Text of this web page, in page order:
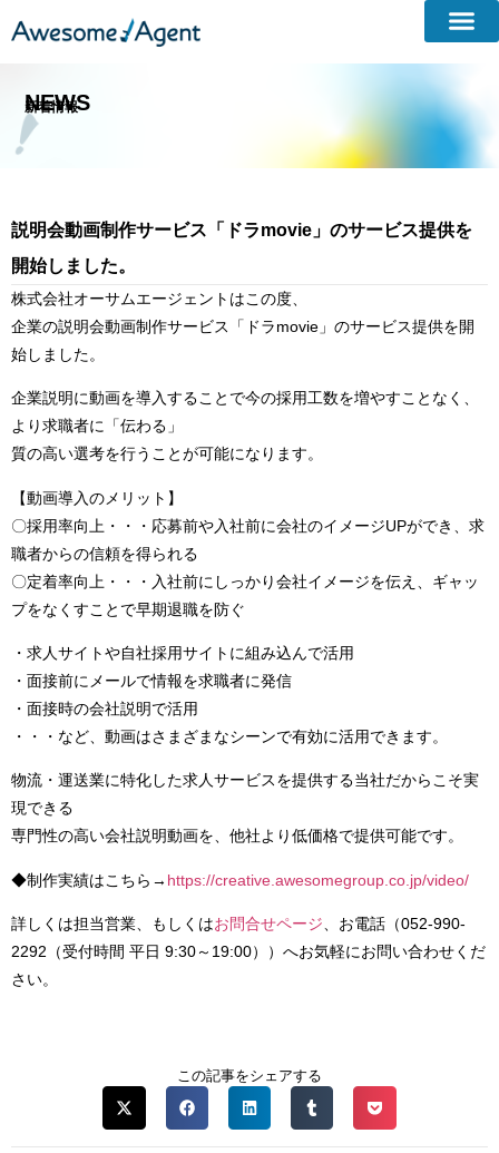
NEWS
新着情報​
説明会動画制作サービス「ドラmovie」のサービス提供を
開始しました。
株式会社オーサムエージェントはこの度、
企業の説明会動画制作サービス「ドラmovie」のサービス提供を開
始しました。
企業説明に動画を導入することで今の採用工数を増やすことなく、
より求職者に「伝わる」
質の高い選考を行うことが可能になります。
【動画導入のメリット】
〇採用率向上・・・応募前や入社前に会社のイメージUPができ、求
職者からの信頼を得られる
〇定着率向上・・・入社前にしっかり会社イメージを伝え、ギャッ
プをなくすことで早期退職を防ぐ
・求人サイトや自社採用サイトに組み込んで活用
・面接前にメールで情報を求職者に発信
・面接時の会社説明で活用
・・・など、動画はさまざまなシーンで有効に活用できます。
物流・運送業に特化した求人サービスを提供する当社だからこそ実
現できる
専門性の高い会社説明動画を、他社より低価格で提供可能です。
◆制作実績はこちら→ https://creative.awesomegroup.co.jp/video/
詳しくは担当営業、もしくはお問合せページ 、お電話（052-990-
2292（受付時間 平日 9:30～19:00））へお気軽にお問い合わせくだ
さい。
この記事をシェアする